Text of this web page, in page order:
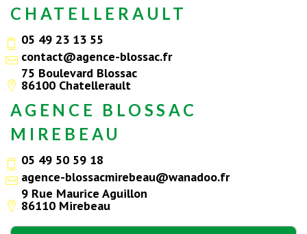
CHATELLERAULT
05 49 23 13 55
contact@agence-blossac.fr
75 Boulevard Blossac
86100 Chatellerault
AGENCE BLOSSAC
MIREBEAU
05 49 50 59 18
agence-blossacmirebeau@wanadoo.fr
9 Rue Maurice Aguillon
86110 Mirebeau